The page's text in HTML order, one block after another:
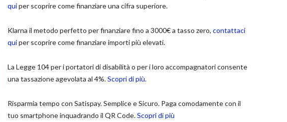
quiper scoprire come finanziare una cifra superiore.
Klarna il metodo perfetto per finanziare fino a 3000€ a tasso zero, contattaci
quiper scoprire come finanziare importi più elevati.
La Legge 104 per i portatori di disabilità o per i loro accompagnatori consente
una tassazione agevolata al 4%.Scopri di più.
Risparmia tempo con Satispay. Semplice e Sicuro. Paga comodamente con il
tuo smartphone inquadrando il QR Code.Scopri di più